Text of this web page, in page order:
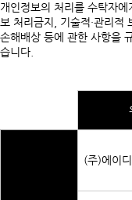
개인정보의 처리를 수탁자
보 처리금지, 기술적·관리적
손해배상 등에 관한 사항을
습니다.
(주)에이